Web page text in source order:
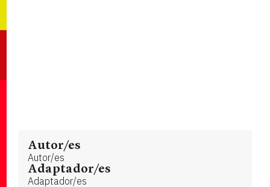
Autor/es
Autor/es
Adaptador/es
Adaptador/es